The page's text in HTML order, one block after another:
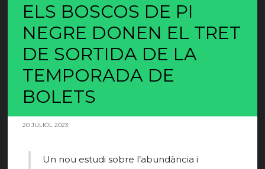
ELS BOSCOS DE PI
NEGRE DONEN EL TRET
DE SORTIDA DE LA
TEMPORADA DE
BOLETS
20 JULIOL 2023
Un nou estudi sobre l’abundància i